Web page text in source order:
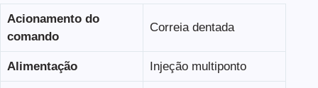
Acionamento do
comando
Correia dentada
Alimentação Injeção multiponto